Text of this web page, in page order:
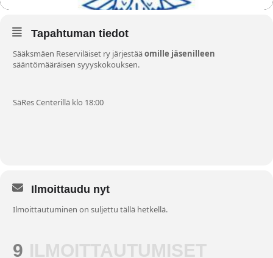
Tapahtuman tiedot
Sääksmäen Reserviläiset ry järjestääomille jäsenilleen
sääntömääräisen syyyskokouksen.
SäRes Centerillä klo 18:00
Ilmoittaudu nyt
Ilmoittautuminen on suljettu tällä hetkellä.
9 ILMOITTAUTUMISET